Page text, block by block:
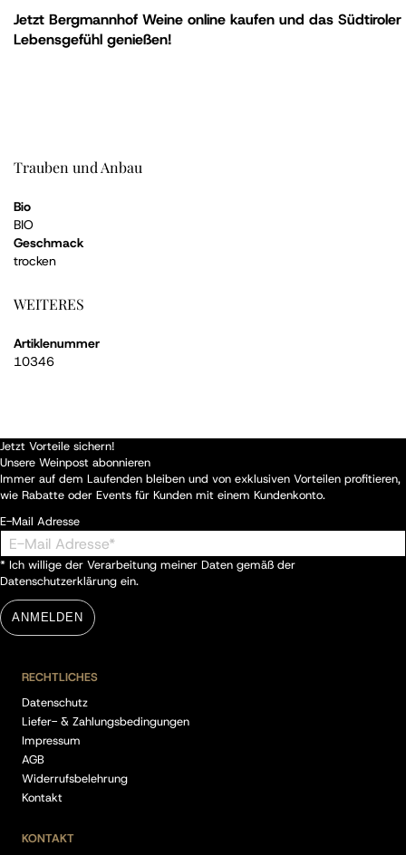
Jetzt Bergmannhof Weine online kaufen und das Südtiroler
Lebensgefühl genießen!
Trauben und Anbau
Bio
BIO
Geschmack
trocken
WEITERES
Artiklenummer
10346
Jetzt Vorteile sichern!
Unsere Weinpost abonnieren
Immer auf dem Laufenden bleiben und von exklusiven Vorteilen profitieren,
wie Rabatte oder Events für Kunden mit einem Kundenkonto.
E-Mail Adresse
* Ich willige der Verarbeitung meiner Daten gemäß der
Datenschutzerklärung ein.
ANMELDEN
RECHTLICHES
Datenschutz
Liefer- & Zahlungsbedingungen
Impressum
AGB
Widerrufsbelehrung
Kontakt
KONTAKT